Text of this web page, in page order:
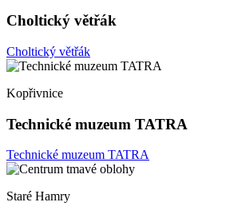
Choltický větřák
Choltický větřák
Kopřivnice
Technické muzeum TATRA
Technické muzeum TATRA
Staré Hamry